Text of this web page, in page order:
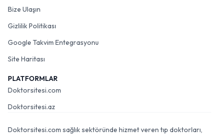
Bize Ulaşın
Gizlilik Politikası
Google Takvim Entegrasyonu
Site Haritası
PLATFORMLAR
Doktorsitesi.com
Doktorsitesi.az
Doktorsitesi.com sağlık sektöründe hizmet veren tıp doktorları,